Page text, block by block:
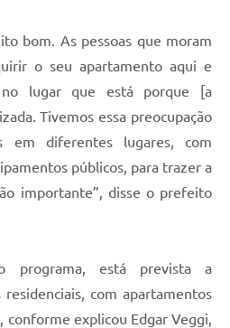
bom. As pessoas que moram
o seu apartamento aqui e
no lugar que está porque [a
Tivemos essa preocupação
em diferentes lugares, com
públicos, para trazer a
importante”, disse o prefeito
programa, está prevista a
com apartamentos
conforme explicou Edgar Veggi,